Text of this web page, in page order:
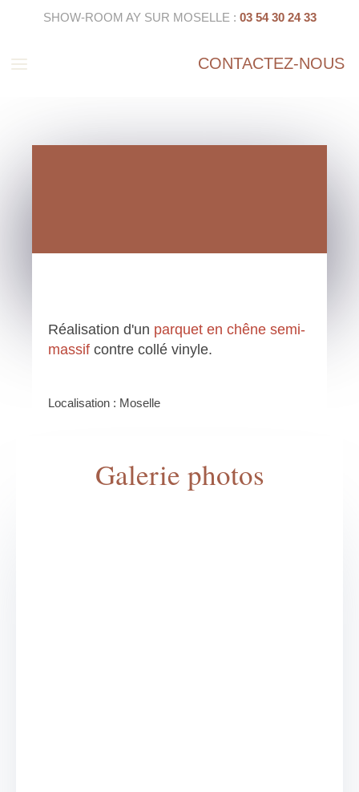
SHOW-ROOM AY SUR MOSELLE : 03 54 30 24 33
a CONTACTEZ-NOUS
Réalisation d'un parquet en chêne semi-
massif contre collé vinyle.
Localisation : Moselle
Galerie photos